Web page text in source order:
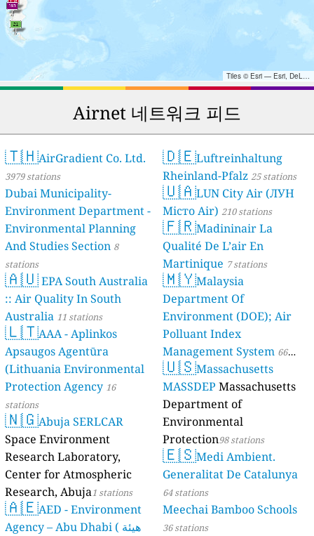
Tiles © Esri — Esri, DeLorme, NAVTEQ, TomTom, Intermap, iPC, USGS, FAO, NPS, NRCAN, GeoBase, Kadaster NL, Ordnance Survey, Esri Japan, METI, Esri China (Hong Kong), and the GIS User Community
Airnet 네트워크 피드
🇹🇭AirGradient Co. Ltd.
3979 stations
Dubai Municipality-
Environment Department -
Environmental Planning
And Studies Section 8
stations
🇦🇺EPA South Australia
:: Air Quality In South
Australia 11 stations
🇱🇹AAA - Aplinkos
Apsaugos Agentūra
(Lithuania Environmental
Protection Agency 16
stations
🇳🇬Abuja SERLCAR
Space Environment
Research Laboratory,
Center for Atmospheric
Research, Abuja1 stations
🇦🇪AED - Environment
Agency – Abu Dhabi ( هيئة
🇩🇪Luftreinhaltung
Rheinland-Pfalz 25 stations
🇺🇦LUN City Air (ЛУН
Місто Air) 210 stations
🇫🇷Madininair La
Qualité De L’air En
Martinique 7 stations
🇲🇾Malaysia
Department Of
Environment (DOE); Air
Polluant Index
Management System 66
stations
🇺🇸Massachusetts
MASSDEP Massachusetts
Department of
Environmental
Protection98 stations
🇪🇸Medi Ambient.
Generalitat De Catalunya
64 stations
Meechai Bamboo Schools
36 stations